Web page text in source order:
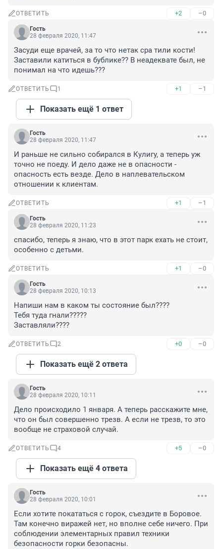
ОТВЕТИТЬ +2 –0
Гость
28 февраля 2020, 11:47
Засуди еще врачей, за то что нетак сра тили кости!
Заставили катиться в бублике?? В неадеквате был, не
понимал на что идешь???
ОТВЕТИТЬ 1 +1 –1
Показать ещё 1 ответ
Гость
28 февраля 2020, 11:47
И раньше не сильно собирался в Кулигу, а теперь уж
точно не поеду. И дело даже не в опасности -
опасность есть везде. Дело в наплевательском
отношении к клиентам.
ОТВЕТИТЬ +1 –1
Гость
28 февраля 2020, 11:23
спасибо, теперь я знаю, что в этот парк ехать не стоит,
особенно с детьми.
ОТВЕТИТЬ +1 –0
Гость
28 февраля 2020, 10:13
Напиши нам в каком ты состояние был????
Тебя туда гнали?????
Заставляли????
ОТВЕТИТЬ 2 +0 –0
Показать ещё 2 ответа
Гость
28 февраля 2020, 10:11
Дело происходило 1 января. А теперь расскажите мне,
что он был совершенно трезв. А если не трезв, то это
вообще не страховой случай.
ОТВЕТИТЬ 4 +5 –0
Показать ещё 4 ответа
Гость
28 февраля 2020, 10:01
Если хотите покататься с горок, съездите в Боровое.
Там конечно виражей нет, но вполне себе ничего. При
соблюдении элементарных правил техники
безопасности горки безопасны.